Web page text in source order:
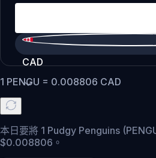
CAD
1 PENGU = 0.008806 CAD
本日要將 1 Pudgy Penguins
$0.008806。